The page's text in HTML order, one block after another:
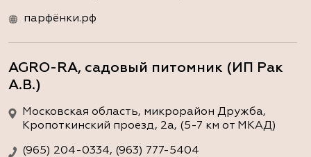
парфёнки.рф
AGRO-RA, садовый питомник (ИП Рак
А.В.)
Московская область, микрорайон Дружба,
Кропоткинский проезд, 2а, (5-7 км от МКАД)
(965) 204-0334, (963) 777-5404